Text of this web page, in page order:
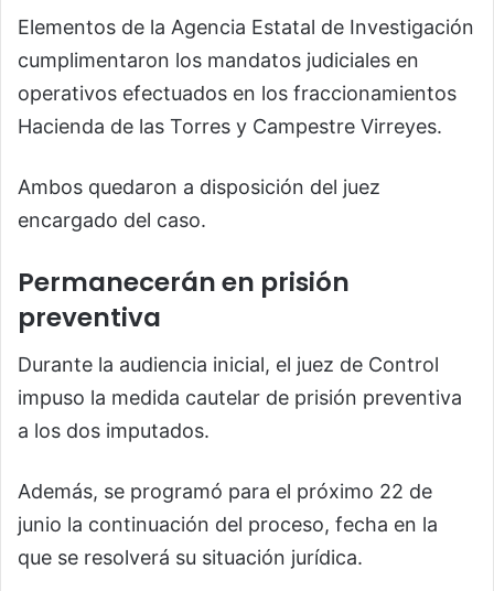
Elementos de la Agencia Estatal de Investigación
cumplimentaron los mandatos judiciales en
operativos efectuados en los fraccionamientos
Hacienda de las Torres y Campestre Virreyes.
Ambos quedaron a disposición del juez
encargado del caso.
Permanecerán en prisión
preventiva
Durante la audiencia inicial, el juez de Control
impuso la medida cautelar de prisión preventiva
a los dos imputados.
Además, se programó para el próximo 22 de
junio la continuación del proceso, fecha en la
que se resolverá su situación jurídica.